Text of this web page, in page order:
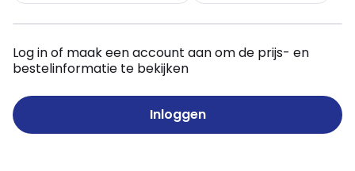
Log in of maak een account aan om de prijs- en
bestelinformatie te bekijken
Inloggen